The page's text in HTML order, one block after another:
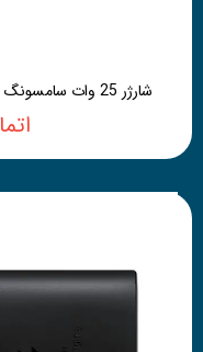
شارژر 25 وات سامسونگ مدل EP-TA800NBEG (کپی AAA)